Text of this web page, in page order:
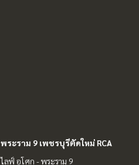
พระราม 9 เพชรบุรีตัดใหม่ RCA
ไลฟ์ อโศก - พระราม 9